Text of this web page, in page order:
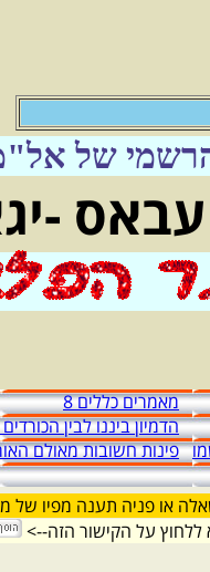
של
עבאס -
מאמרים כללים 8
הדמיון ביננו לבין
פינות חשובות מאולם
או פניה תענה מפיו של
על הקישור הזה-->